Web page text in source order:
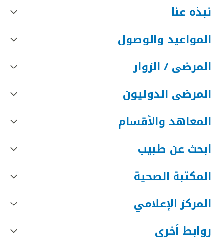
نبذه عنا
المواعيد والوصول
المرضى / الزوار
المرضى الدوليون
المعاهد والأقسام
ابحث عن طبيب
المكتبة الصحية
المركز الإعلامي
روابط أخرى